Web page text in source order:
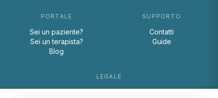
PORTALE
Sei un paziente?
Sei un terapista?
Blog
SUPPORTO
Contatti
Guide
LEGALE